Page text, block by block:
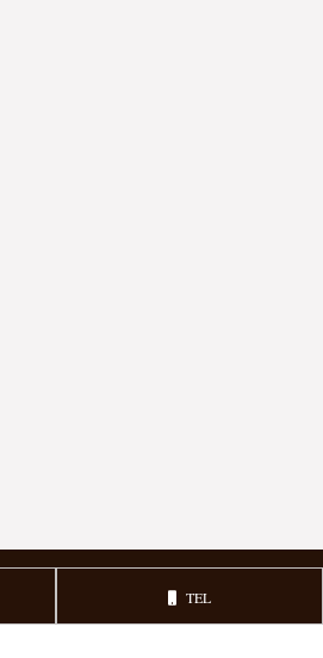
TEL
All Rights Reserved.